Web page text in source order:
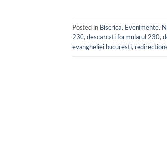
Posted in Biserica, Evenimente,
230, descarcati formularul 230,
evangheliei bucuresti,